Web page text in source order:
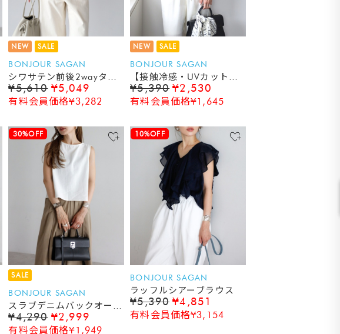
NEW SALE
BONJOUR SAGAN
シワサテン前後2wayタン
クトップ
¥5,610 ¥5,049
有料会員価格¥3,282
NEW SALE
BONJOUR SAGAN
【接触冷感・UVカット】
プレート付フレンチスリー
ブタンクトップ
¥5,390 ¥2,530
有料会員価格¥1,645
30%OFF
SALE
BONJOUR SAGAN
スラブデニムバックオープ
ンタンクトップ
¥4,290 ¥2,999
有料会員価格¥1,949
10%OFF
BONJOUR SAGAN
ラッフルシアーブラウス
¥5,390 ¥4,851
有料会員価格¥3,154